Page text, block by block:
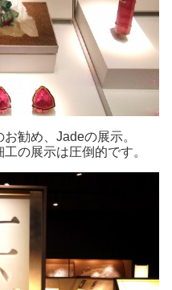
お勧め、Jadeの展示。
の展示は圧倒的です。